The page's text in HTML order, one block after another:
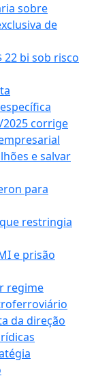
sobre
de
bi sob risco
2025 corrige
e salvar
para
restringia
e prisão
regime
da direção